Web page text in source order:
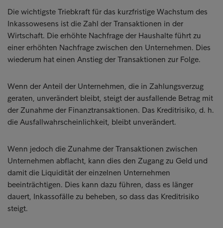
Die wichtigste Triebkraft für das kurzfristige Wachstum des
Inkassowesens ist die Zahl der Transaktionen in der
Wirtschaft. Die erhöhte Nachfrage der Haushalte führt zu
einer erhöhten Nachfrage zwischen den Unternehmen. Dies
wiederum hat einen Anstieg der Transaktionen zur Folge.
Wenn der Anteil der Unternehmen, die in Zahlungsverzug
geraten, unverändert bleibt, steigt der ausfallende Betrag mit
der Zunahme der Finanztransaktionen. Das Kreditrisiko, d. h.
die Ausfallwahrscheinlichkeit, bleibt unverändert.
Wenn jedoch die Zunahme der Transaktionen zwischen
Unternehmen abflacht, kann dies den Zugang zu Geld und
damit die Liquidität der einzelnen Unternehmen
beeinträchtigen. Dies kann dazu führen, dass es länger
dauert, Inkassofälle zu beheben, so dass das Kreditrisiko
steigt.